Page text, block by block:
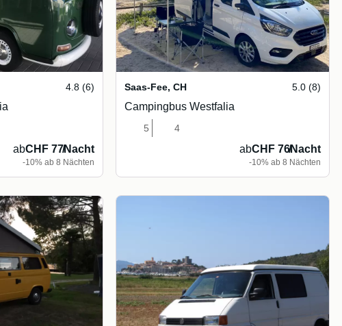
4.8 (6)
abCHF 77/Nacht
-10% ab 8 Nächten
Saas-Fee, CH 5.0 (8)
Campingbus Westfalia
5 4
abCHF 76/Nacht
-10% ab 8 Nächten